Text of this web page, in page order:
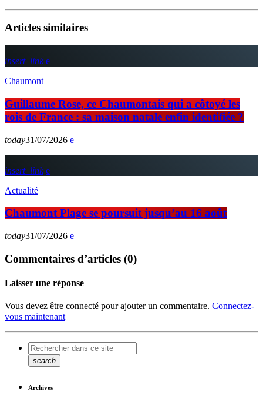
Articles similaires
insert_link
Chaumont
Guillaume Rose, ce Chaumontais qui a côtoyé les
rois de France : sa maison natale enfin identifiée ?
today31/07/2026
insert_link
Actualité
Chaumont Plage se poursuit jusqu’au 16 août
today31/07/2026
Commentaires d’articles (0)
Laisser une réponse
Vous devez être connecté pour ajouter un commentaire. Connectez-
vous maintenant
search
Archives